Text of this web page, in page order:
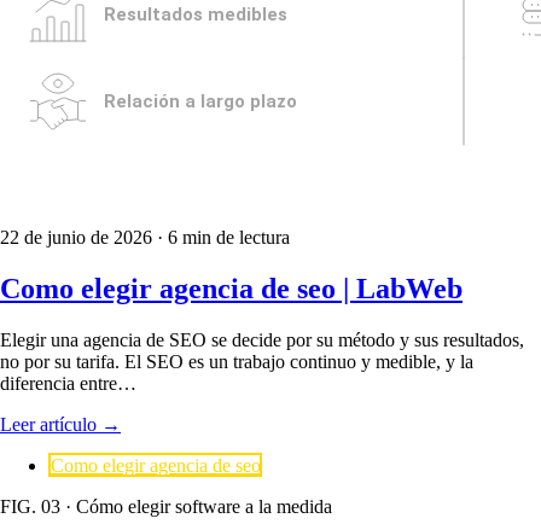
22 de junio de 2026 · 6 min de lectura
Como elegir agencia de seo | LabWeb
Elegir una agencia de SEO se decide por su método y sus resultados,
no por su tarifa. El SEO es un trabajo continuo y medible, y la
diferencia entre…
Leer artículo →
Como elegir agencia de seo
FIG. 03 · Cómo elegir software a la medida